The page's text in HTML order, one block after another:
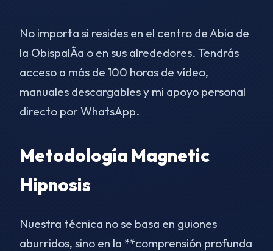
No importa si resides en el centro de Abia de
la ObispalÃ­a o en sus alrededores. Tendrás
acceso a más de 100 horas de vídeo,
manuales descargables y mi apoyo personal
directo por WhatsApp.
Metodología Magnetic
Hipnosis
Nuestra técnica no se basa en guiones
aburridos, sino en la **comprensión profunda